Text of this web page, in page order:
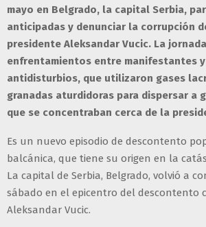
mayo en Belgrado, la capital Serbia,
anticipadas y denunciar la corrupción
presidente Aleksandar Vucic. La
enfrentamientos entre manifestantes
antidisturbios, que utilizaron gases
granadas aturdidoras para dispersar a
que se concentraban cerca de la
Es un nuevo episodio de descontento
balcánica, que tiene su origen en la
La capital de Serbia, Belgrado, volvió a
sábado en el epicentro del descontento
Aleksandar Vucic.